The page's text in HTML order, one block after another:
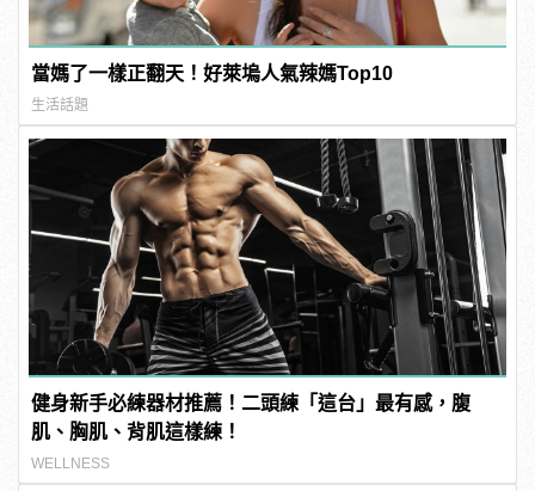
當媽了一樣正翻天！好萊塢人氣辣媽Top10
生活話題
健身新手必練器材推薦！二頭練「這台」最有感，腹
肌、胸肌、背肌這樣練！
WELLNESS